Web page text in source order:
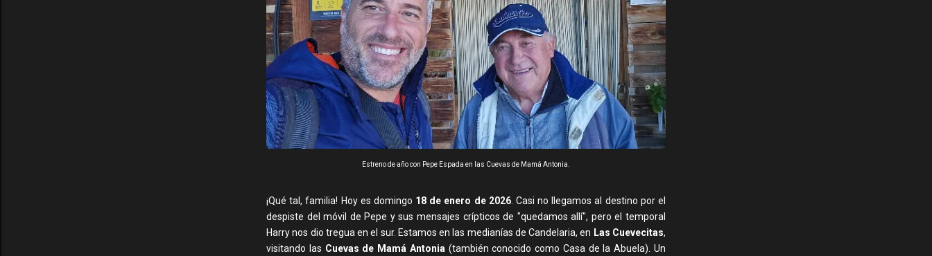
Estreno de año con Pepe Espada en las Cuevas de Mamá Antonia.
¡Qué tal, familia! Hoy es domingo 18 de enero de 2026. Casi no llegamos al destino por el
despiste del móvil de Pepe y sus mensajes crípticos de "quedamos allí", pero el temporal
Harry nos dio tregua en el sur. Estamos en las medianías de Candelaria, en Las Cuevecitas,
visitando las Cuevas de Mamá Antonia (también conocido como Casa de la Abuela). Un